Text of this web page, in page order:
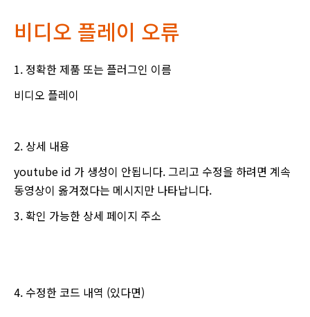
비디오 플레이 오류
1. 정확한 제품 또는 플러그인 이름
비디오 플레이
2. 상세 내용
youtube id 가 생성이 안됩니다. 그리고 수정을 하려면 계속
동영상이 옮겨졌다는 메시지만 나타납니다.
3. 확인 가능한 상세 페이지 주소
4. 수정한 코드 내역 (있다면)